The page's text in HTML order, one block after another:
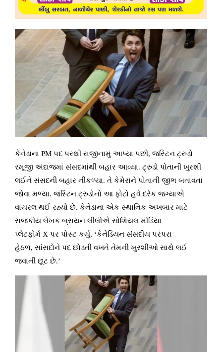
કેનેડાના PM પદ પરથી રાજીનામું આપ્યા પછી, જસ્ટિન ટ્રુડો
રમૂજી અંદાજમાં સંસદમાંથી બહાર આવ્યા. ટ્રુડો પોતાની ખુરશી
લઈને સંસદની બહાર નીકળ્યા. તે કેમેરાને પોતાની જીભ બતાવતા
જોવા મળ્યા. જસ્ટિન ટ્રુડોનો આ ફોટો હવે દરેક જગ્યાએ
વાયરલ થઈ રહ્યો છે. કેનેડાના એક સ્થાનિક અખબાર માટે
રાજકીય લેખક બ્રાયન લીલીએ સોશિયલ મીડિયા
પ્લેટફોર્મ X પર પોસ્ટ કર્યું, ‘કેનેડિયન સંસદીય પરંપરા
હેઠળ, સાંસદોને પદ છોડતી વખતે તેમની ખુરશીઓ સાથે લઈ
જવાની છૂટ છે.’